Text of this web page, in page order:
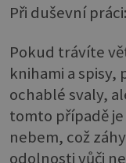
Při duševní
Pokud trávíte
knihami a
ochablé svaly,
tomto případě
nebem, což
odolnosti vůči